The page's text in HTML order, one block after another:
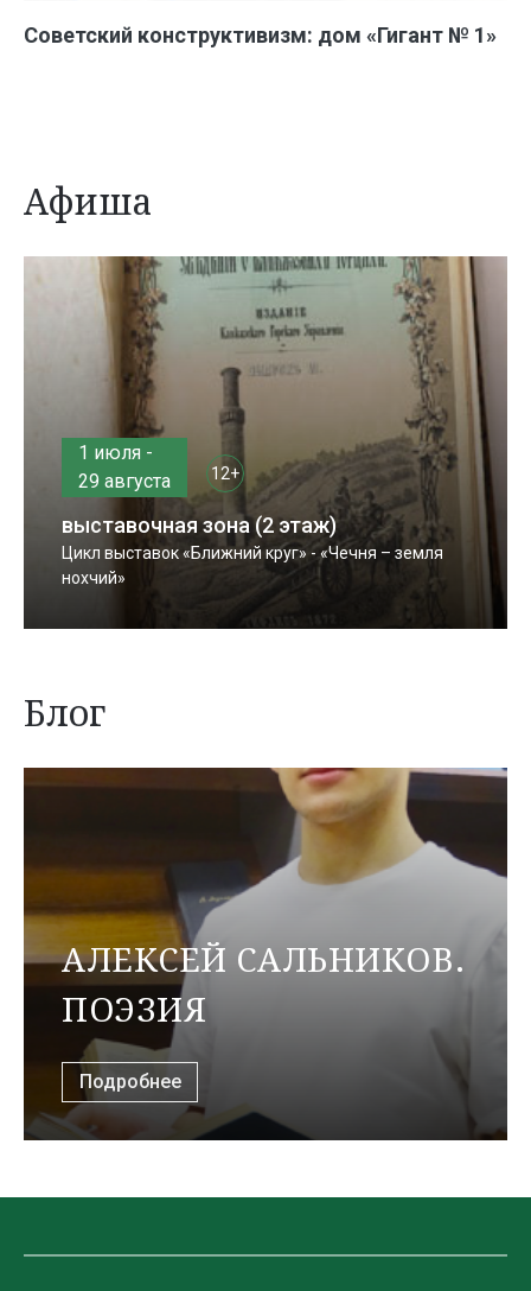
Советский конструктивизм: дом «Гигант № 1»
Афиша
1 июля -
29 августа
12+
выставочная зона (2 этаж)
Цикл выставок «Ближний круг» - «Чечня – земля
нохчий»
Блог
АЛЕКСЕЙ САЛЬНИКОВ.
ПОЭЗИЯ
Подробнее